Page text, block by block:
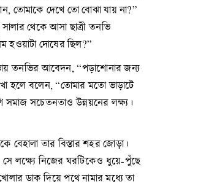
তোমাকে দেখে তো বোঝা যায় না?”
থেকে আসা ছাত্রী তনভি
হওয়াটা দোষের ছিল?”
তনভির আবেদন, “পড়াশোনার জন্য
হলে বলেন, “তোমার মতো ভাড়াটে
সমাজ সচেতনতাও উন্নয়নের লক্ষ্য।
বেহালা তার বিস্তার শহর জোড়া।
লক্ষ্যে নিজের ঘরটিকেও ধুয়ে-পুঁছে
ডাক দিয়ে পথে নামার মধ্যে তা